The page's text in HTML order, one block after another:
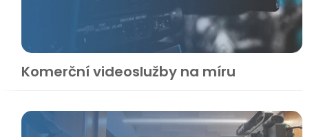
Komerční videoslužby na míru